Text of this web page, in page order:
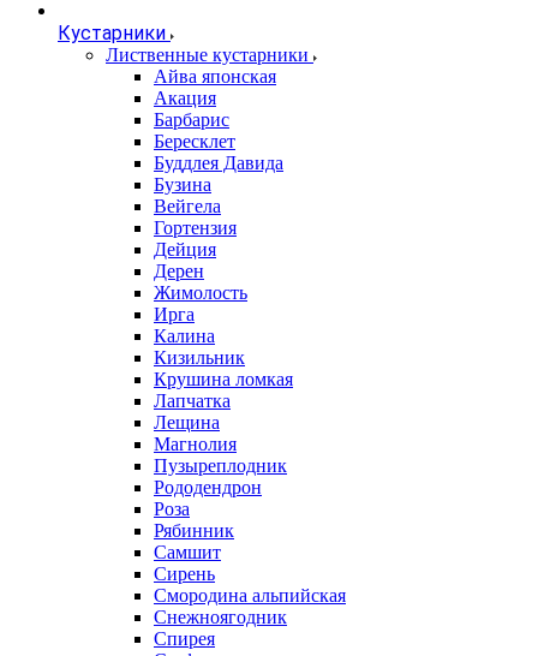
Кустарники
Лиственные кустарники
Айва японская
Акация
Барбарис
Бересклет
Буддлея Давида
Бузина
Вейгела
Гортензия
Дейция
Дерен
Жимолость
Ирга
Калина
Кизильник
Крушина ломкая
Лапчатка
Лещина
Магнолия
Пузыреплодник
Рододендрон
Роза
Рябинник
Самшит
Сирень
Смородина альпийская
Снежноягодник
Спирея